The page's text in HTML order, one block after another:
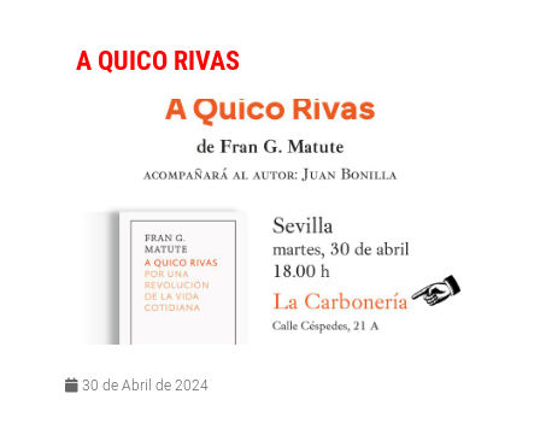
A QUICO RIVAS
30 de Abril de 2024